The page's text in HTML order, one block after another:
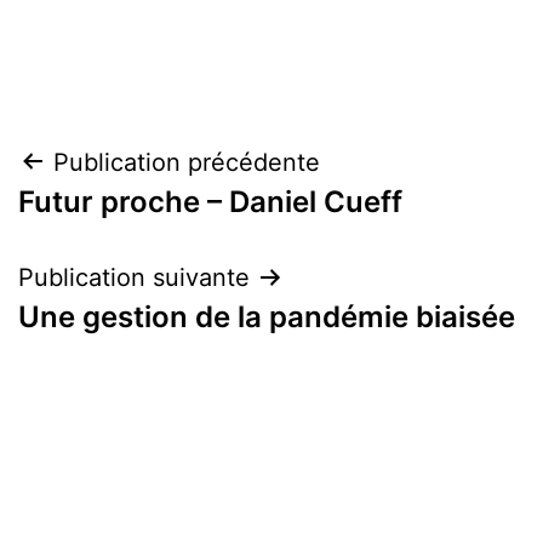
Navigation
de
l’article
Publication précédente
Futur proche – Daniel Cueff
Publication suivante
Une gestion de la pandémie biaisée